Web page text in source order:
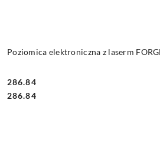
Poziomica elektroniczna z laserm
Cena:
286.84
Cena:
286.84